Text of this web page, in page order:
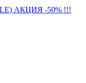
АКЦИЯ -50% !!!